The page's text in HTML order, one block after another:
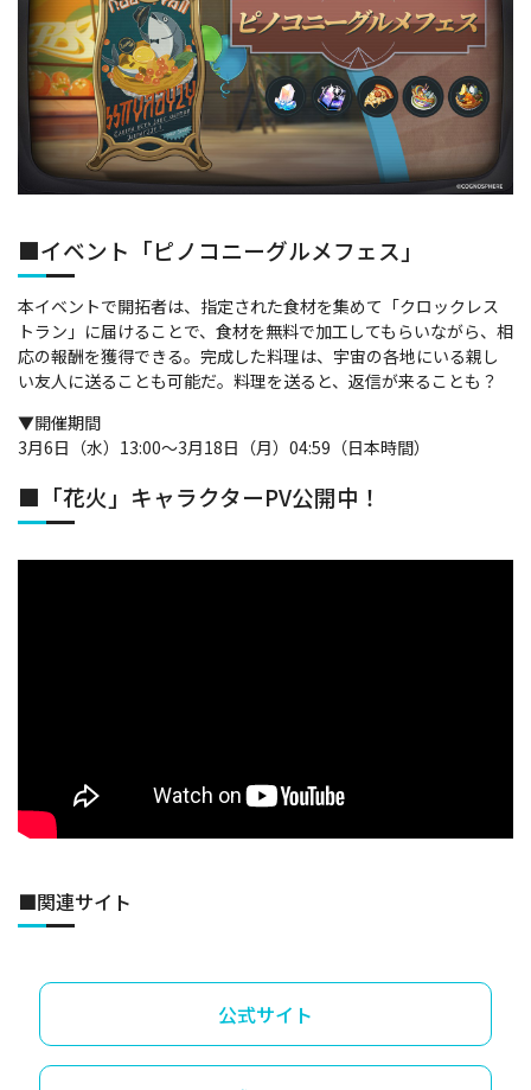
■イベント「ピノコニーグルメフェス」
本イベントで開拓者は、指定された食材を集めて「クロックレス
トラン」に届けることで、食材を無料で加工してもらいながら、相
応の報酬を獲得できる。完成した料理は、宇宙の各地にいる親し
い友人に送ることも可能だ。料理を送ると、返信が来ることも？
▼開催期間
3月6日（水）13:00～3月18日（月）04:59（日本時間）
■「花火」キャラクターPV公開中！
■関連サイト
公式サイト